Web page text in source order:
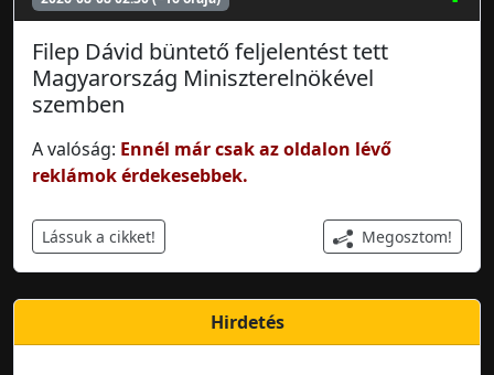
Filep Dávid büntető feljelentést tett
Magyarország Miniszterelnökével
szemben
A valóság: Ennél már csak az oldalon lévő
reklámok érdekesebbek.
Lássuk a cikket! Megosztom!
Hirdetés